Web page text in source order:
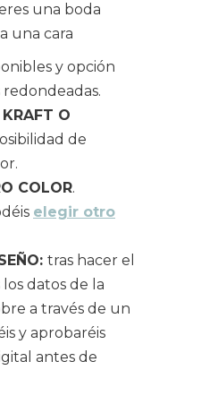
una boda
una cara
y opción
KRAFT O
de
COLOR.
elegir otro
tras hacer el
datos de la
a través de un
y aprobaréis
antes de